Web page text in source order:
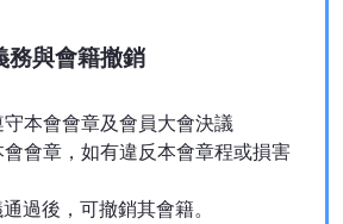
務與會籍撤銷
本會會章及會員大會決議
會章，如有違反本會章程或損害
過後，可撤銷其會籍。